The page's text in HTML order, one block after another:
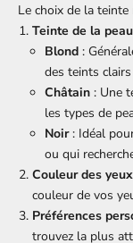
Le choix de la
Teinte de la peau
Blond :
des teints
Châtain : Une
les types de
Noir: Idéal
ou qui
Couleur des yeux
couleur de vos
Préférences
trouvez la plus